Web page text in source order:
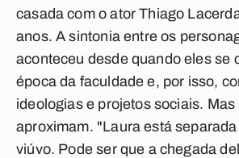
casada com o ator Thiago
anos. A sintonia entre os
aconteceu desde quando eles se
época da faculdade e, por isso,
ideologias e projetos sociais. Mas
aproximam. "Laura está
viúvo. Pode ser que a chegada